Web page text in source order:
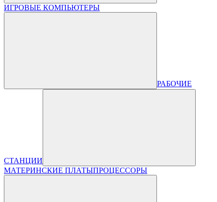
ИГРОВЫЕ КОМПЬЮТЕРЫ
РАБОЧИЕ
СТАНЦИИ
МАТЕРИНСКИЕ ПЛАТЫПРОЦЕССОРЫ